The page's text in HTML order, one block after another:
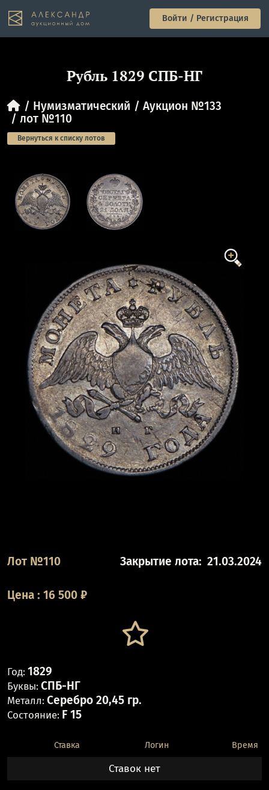
Войти / Регистрация
Рубль 1829 СПБ-НГ
Нумизматический
Аукцион №133
лот №110
Вернуться к списку лотов
Лот №110 Закрытие лота: 21.03.2024
Цена : 16 500 ₽
Год: 1829
Буквы: СПБ-НГ
Металл: Серебро 20,45 гр.
Состояние: F 15
Ставка Логин Время
Ставок нет